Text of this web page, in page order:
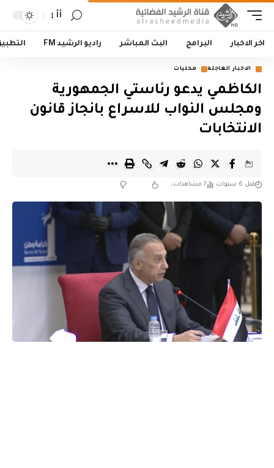
أأ
اخر الاخبار البرامج البث المباشر راديو الرشيد FM
الاخبار العاجلة محليات
الكاظمي يدعو رئاستي الجمهورية
ومجلس النواب للاسراع بانجاز قانون
الانتخابات
قبل 6 سنوات 7 مشاهدات